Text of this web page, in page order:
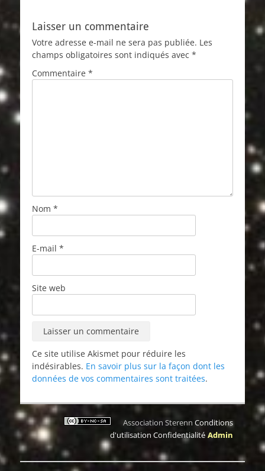
Laisser un commentaire
Votre adresse e-mail ne sera pas publiée. Les
champs obligatoires sont indiqués avec *
Commentaire *
Nom *
E-mail *
Site web
Ce site utilise Akismet pour réduire les
indésirables. En savoir plus sur la façon dont les
données de vos commentaires sont traitées.
Association Sterenn Conditions
d'utilisation Confidentialité Admin